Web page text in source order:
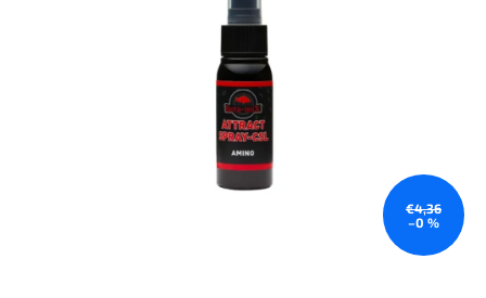
€4,36
–0 %